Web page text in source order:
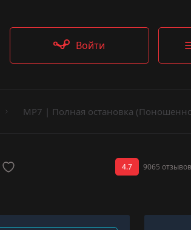
Войти
MP7 | Полная остановка
4.7 9065 отзывов